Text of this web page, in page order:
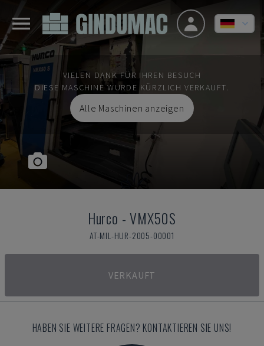
VIELEN DANK FÜR IHREN BESUCH
DIESE MASCHINE WURDE KÜRZLICH VERKAUFT.
Alle Maschinen anzeigen
Hurco -VMX50S
AT-MIL-HUR-2005-00001
VERKAUFT
HABEN SIE WEITERE FRAGEN? KONTAKTIEREN SIE UNS!